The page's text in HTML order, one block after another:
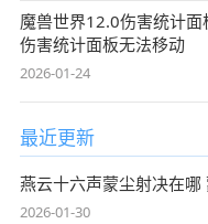
魔兽世界12.0伤害统计
伤害统计面板无法移动
2026-01-24
最近更新
燕云十六声蒙尘射决在哪
2026-01-30